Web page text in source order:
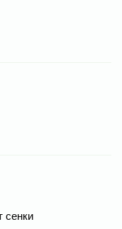
сенки